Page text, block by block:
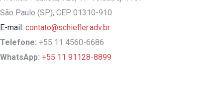
São Paulo (SP), CEP 01310-910
E-mail: contato@schiefler.adv.br
Telefone: +55 11 4560-6686
WhatsApp: +55 11 91128-8899